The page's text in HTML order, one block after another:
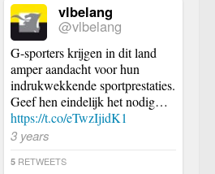
vlbelang
@vlbelang
G-sporters krijgen in dit land
amper aandacht voor hun
indrukwekkende sportprestaties.
Geef hen eindelijk het nodig…
https://t.co/eTwzIjidK1
3 years
5 RETWEETS